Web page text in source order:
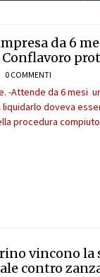
da 6
0 COMMENTI
-Attende da 6 mesi
doveva
procedura
vincono
contro